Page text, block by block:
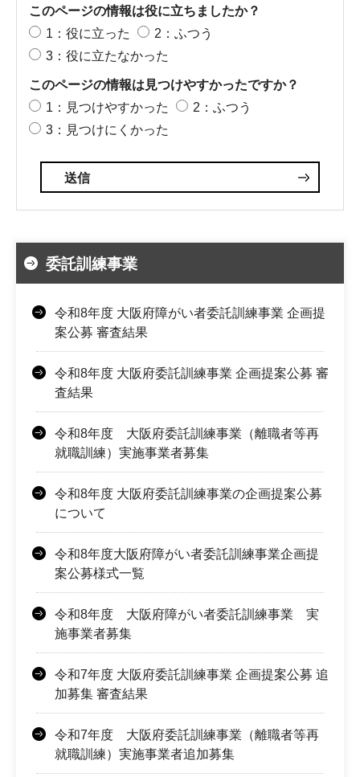
このページの情報は役に立ちましたか？
1：役に立った
2：ふつう
3：役に立たなかった
このページの情報は見つけやすかったですか？
1：見つけやすかった
2：ふつう
3：見つけにくかった
委託訓練事業
令和8年度 大阪府障がい者委託訓練事業 企画提
案公募 審査結果
令和8年度 大阪府委託訓練事業 企画提案公募 審
査結果
令和8年度 大阪府委託訓練事業（離職者等再
就職訓練）実施事業者募集
令和8年度 大阪府委託訓練事業の企画提案公募
について
令和8年度大阪府障がい者委託訓練事業企画提
案公募様式一覧
令和8年度 大阪府障がい者委託訓練事業 実
施事業者募集
令和7年度 大阪府委託訓練事業 企画提案公募 追
加募集 審査結果
令和7年度 大阪府委託訓練事業（離職者等再
就職訓練）実施事業者追加募集